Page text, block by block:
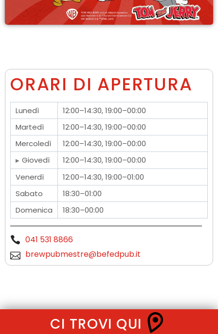
ORARI DI APERTURA
Lunedì
12:00–14:30, 19:00–00:00
Martedì
12:00–14:30, 19:00–00:00
Mercoledì
12:00–14:30, 19:00–00:00
Giovedì
12:00–14:30, 19:00–00:00
Venerdì
12:00–14:30, 19:00–01:00
Sabato
18:30–01:00
Domenica
18:30–00:00
041 531 8866
brewpubmestre@befedpub.it
CI TROVI QUI